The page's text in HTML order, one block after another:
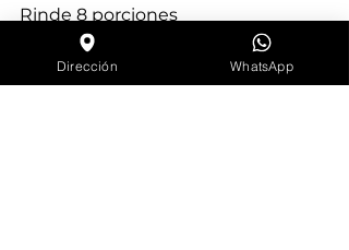
Rinde 8 porciones
Chiles rellenos de pescado (receta
Dirección WhatsApp